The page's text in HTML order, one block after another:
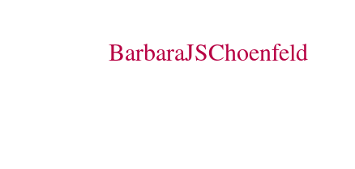
BarbaraJSChoenfeld